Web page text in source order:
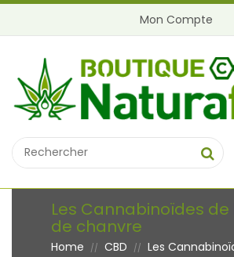
Mon Compte
Les Cannabinoïdes
de chanvre
Home // CBD // Les